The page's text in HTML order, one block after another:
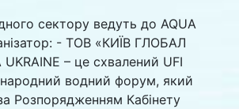
сектору ведуть до AQUA
- ТОВ «КИЇВ ГЛОБАЛ
– це схвалений UFI
водний форум, який
Розпорядженням Кабінету